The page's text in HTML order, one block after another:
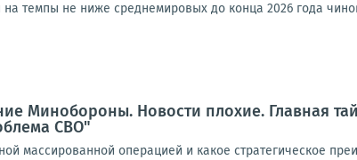
на темпы не ниже среднемировых до конца 2026 года
Минобороны. Новости плохие. Главная
СВО"
массированной операцией и какое стратегическое